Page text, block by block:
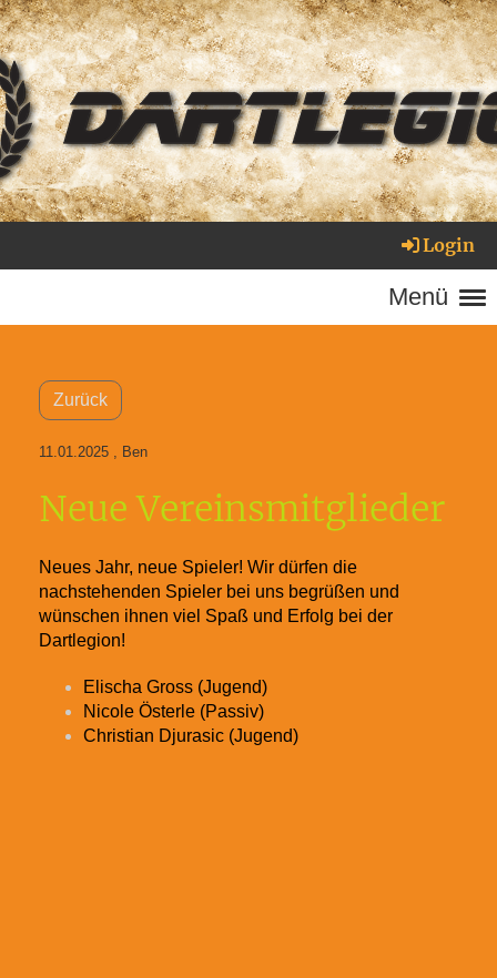
Login
Menü
Zurück
11.01.2025 , Ben
Neue Vereinsmitglieder
Neues Jahr, neue Spieler! Wir dürfen die
nachstehenden Spieler bei uns begrüßen und
wünschen ihnen viel Spaß und Erfolg bei der
Dartlegion!
Elischa Gross (Jugend)
Nicole Österle (Passiv)
Christian Djurasic (Jugend)